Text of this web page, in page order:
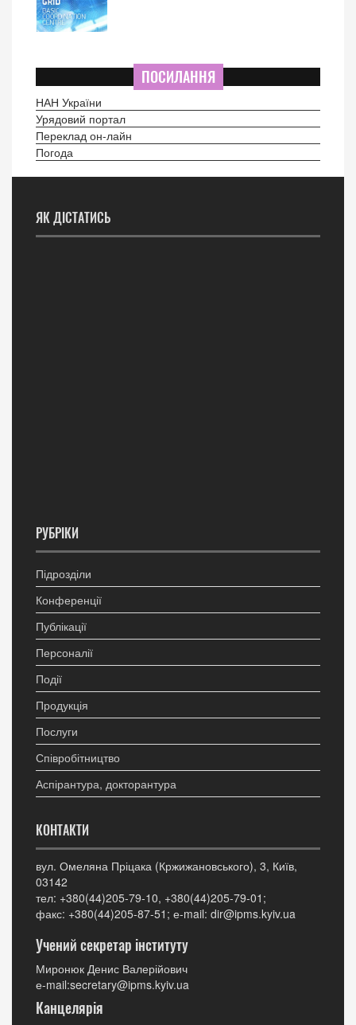
ПОСИЛАННЯ
НАН України
Урядовий портал
Переклад он-лайн
Погода
ЯК ДІСТАТИСЬ
РУБРІКИ
Підрозділи
Конференції
Публікації
Персоналії
Події
Продукція
Послуги
Співробітництво
Аспірантура, докторантура
КОНТАКТИ
вул. Омеляна Пріцака (Кржижановського), 3, Київ,
03142
тел: +380(44)205-79-10, +380(44)205-79-01;
факс: +380(44)205-87-51; е-mail: dir@ipms.kyiv.ua
Учений секретар інституту
Миронюк Денис Валерійович
е-mail:secretary@ipms.kyiv.ua
Канцелярія